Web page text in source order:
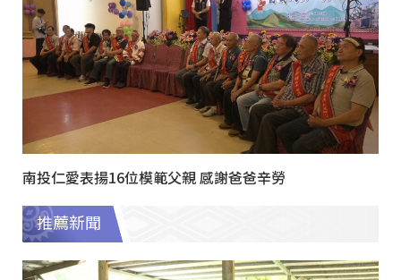
南投仁愛表揚16位模範父親 感謝爸爸辛勞
推薦新聞